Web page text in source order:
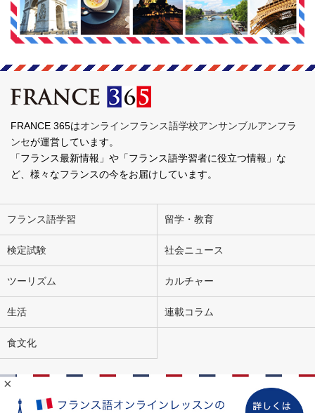
FRANCE 365はオンラインフランス語学校アンサンブルアンフラ
ンセが運営しています。
「フランス最新情報」や「フランス語学習者に役立つ情報」な
ど、様々なフランスの今をお届けしています。
フランス語学習 留学・教育
検定試験 社会ニュース
ツーリズム カルチャー
生活 連載コラム
食文化
個人情報の取り扱いについて
×